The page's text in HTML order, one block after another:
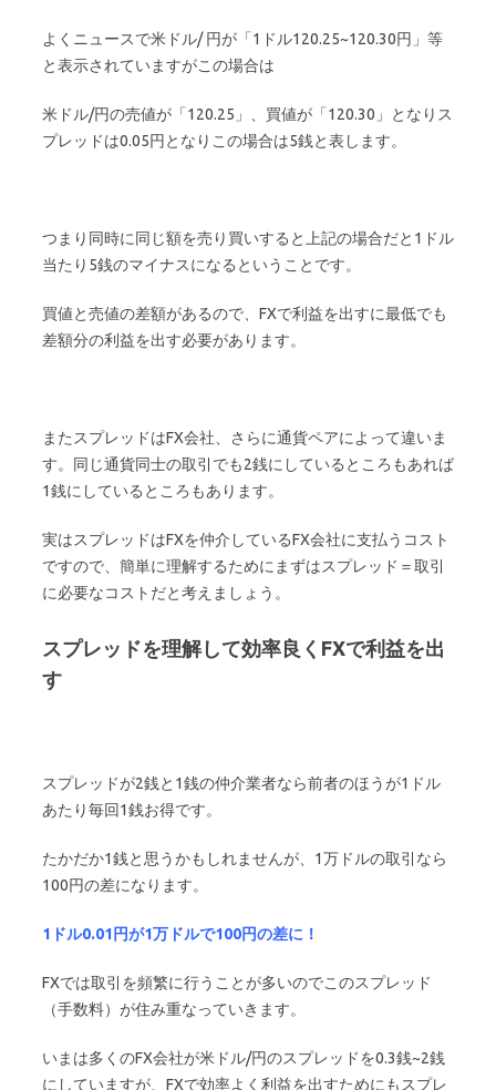
よくニュースで米ドル/ 円が「1ドル120.25~120.30円」等
と表示されていますがこの場合は
米ドル/円の売値が「120.25」、買値が「120.30」となりス
プレッドは0.05円となりこの場合は5銭と表します。
つまり同時に同じ額を売り買いすると上記の場合だと1ドル
当たり5銭のマイナスになるということです。
買値と売値の差額があるので、FXで利益を出すに最低でも
差額分の利益を出す必要があります。
またスプレッドはFX会社、さらに通貨ペアによって違いま
す。同じ通貨同士の取引でも2銭にしているところもあれば
1銭にしているところもあります。
実はスプレッドはFXを仲介しているFX会社に支払うコスト
ですので、簡単に理解するためにまずはスプレッド＝取引
に必要なコストだと考えましょう。
スプレッドを理解して効率良くFXで利益を出
す
スプレッドが2銭と1銭の仲介業者なら前者のほうが1ドル
あたり毎回1銭お得です。
たかだか1銭と思うかもしれませんが、1万ドルの取引なら
100円の差になります。
1ドル0.01円が1万ドルで100円の差に！
FXでは取引を頻繁に行うことが多いのでこのスプレッド
（手数料）が住み重なっていきます。
いまは多くのFX会社が米ドル/円のスプレッドを0.3銭~2銭
にしていますが、FXで効率よく利益を出すためにもスプレ